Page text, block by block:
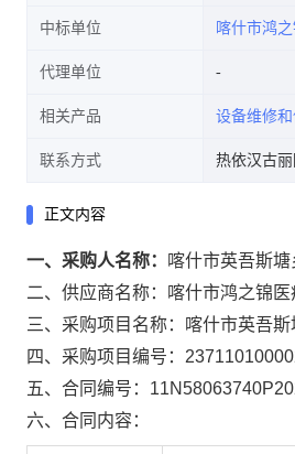
中标单位 喀什市鸿
代理单位
相关产品 设备维修
联系方式 热依汉古丽
正文内容
一、采购人名称：
喀什市英吾斯
二、供应商名称：
喀什市鸿之锦
三、采购项目名称：
喀什市英吾
四、采购项目编号：
五、合同编号：
六、合同内容：